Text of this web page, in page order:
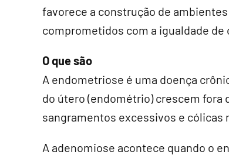
favorece a construção de
comprometidos com a igualdade de
O que são
A endometriose é uma doença
do útero (endométrio) crescem fora
sangramentos excessivos e cólicas
A adenomiose acontece quando o